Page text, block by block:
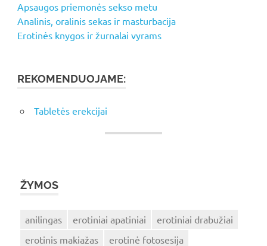
Apsaugos priemonės sekso metu
Analinis, oralinis sekas ir masturbacija
Erotinės knygos ir žurnalai vyrams
REKOMENDUOJAME:
Tabletės erekcijai
ŽYMOS
anilingas erotiniai apatiniai
erotiniai drabužiai
erotinis makiažas
erotinė fotosesija